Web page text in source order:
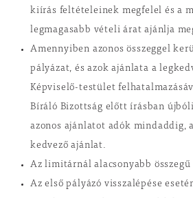
kiírás feltételeinek megfelel és a
legmagasabb vételi árat ajánlja
Amennyiben azonos összeggel
pályázat, és azok ajánlata a
Képviselő-testület
Bíráló Bizottság előtt írásban
azonos ajánlatot adók mindaddig,
kedvező ajánlat.
Az limitárnál alacsonyabb
Az első pályázó visszalépése